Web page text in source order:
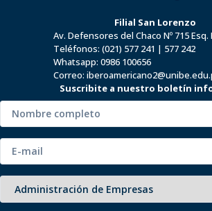
Filial San Lorenzo
Av. Defensores del Chaco Nº 715 Esq.
Teléfonos: (021) 577 241 | 577 242
Whatsapp: 0986 100656
Correo:
Suscribite a nuestro boletín